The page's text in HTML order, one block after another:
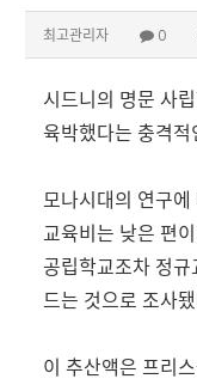
최고관리자 0
시드니의 명문 사
육박했다는 충격
모나시대의 연구
교육비는 낮은 편
공립학교조차 정
드는 것으로 조사
이 추산액은 프리